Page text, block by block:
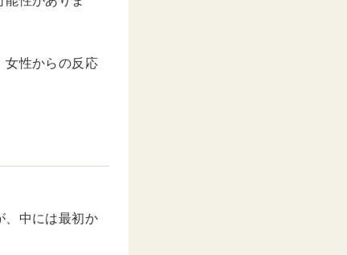
女性からの反応
、中には最初か